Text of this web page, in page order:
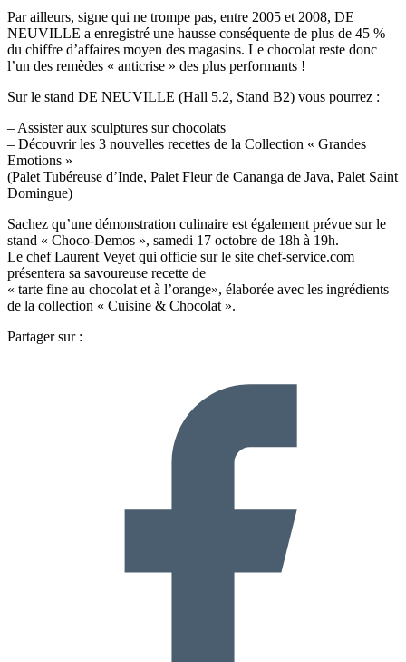
Par ailleurs, signe qui ne trompe pas, entre 2005 et 2008, DE
NEUVILLE a enregistré une hausse conséquente de plus de 45 %
du chiffre d’affaires moyen des magasins. Le chocolat reste donc
l’un des remèdes « anticrise » des plus performants !
Sur le stand DE NEUVILLE (Hall 5.2, Stand B2) vous pourrez :
– Assister aux sculptures sur chocolats
– Découvrir les 3 nouvelles recettes de la Collection « Grandes
Emotions »
(Palet Tubéreuse d’Inde, Palet Fleur de Cananga de Java, Palet Saint
Domingue)
Sachez qu’une démonstration culinaire est également prévue sur le
stand « Choco-Demos », samedi 17 octobre de 18h à 19h.
Le chef Laurent Veyet qui officie sur le site chef-service.com
présentera sa savoureuse recette de
« tarte fine au chocolat et à l’orange», élaborée avec les ingrédients
de la collection « Cuisine & Chocolat ».
Partager sur :